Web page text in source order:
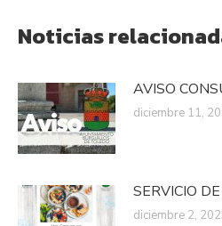
Noticias
AVISO
diciembre 11,
SERVICIO
diciembre 2,